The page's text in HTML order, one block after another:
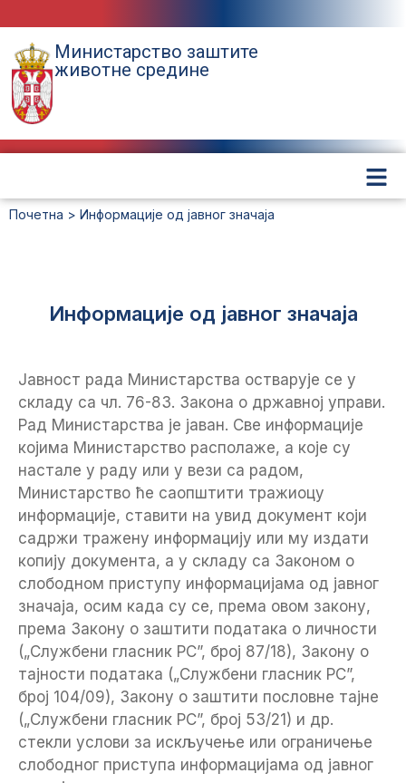
Министарство заштите
животне средине
Почетна > Информације од јавног значаја
Информације од јавног значаја
Јавност рада Mинистарства остварује се у
складу са чл. 76-83. Закона о државној управи.
Рад Министарства је јаван. Све информације
којима Министарство располаже, а које су
настале у раду или у вези са радом,
Министарство ће саопштити тражиоцу
информације, ставити на увид документ који
садржи тражену информацију или му издати
копију документа, а у складу са Законом о
слободном приступу информацијама од јавног
значаја, осим када су се, према овом закону,
према Закону о заштити података о личности
(„Службени гласник РС”, број 87/18), Закону о
тајности података („Службени гласник РС”,
број 104/09), Закону о заштити пословне тајне
(„Службени гласник РС”, број 53/21) и др.
стекли услови за искључење или ограничење
слободног приступа информацијама од јавног